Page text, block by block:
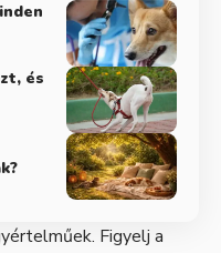
és
Figyelj a